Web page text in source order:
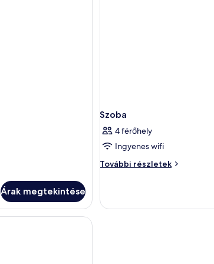
Árak megtekintése
Szoba
4 férőhely
Ingyenes wifi
További részletek
Szoba